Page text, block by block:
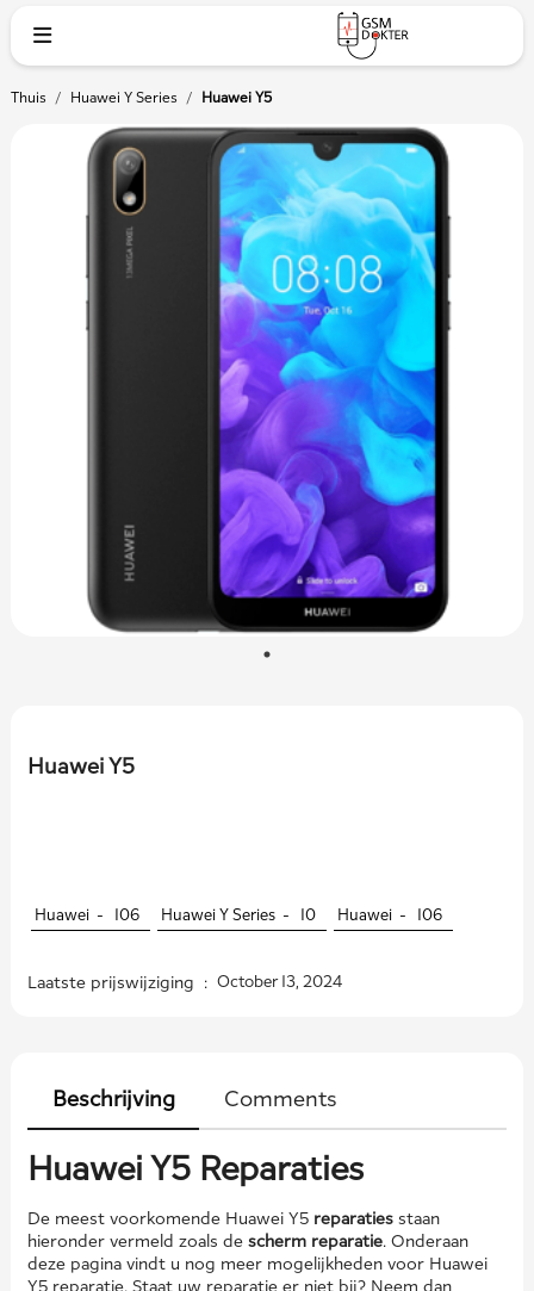
Thuis / Huawei Y Series / Huawei Y5
Huawei Y5
Huawei - 106 Huawei Y Series - 10 Huawei - 106
Laatste prijswijziging : October 13, 2024
Beschrijving Comments
Huawei Y5 Reparaties
De meest voorkomende Huawei Y5 reparatiesstaan
hieronder vermeld zoals de scherm reparatie. Onderaan
deze pagina vindt u nog meer mogelijkheden voor Huawei
Y5 reparatie. Staat uw reparatie er niet bij? Neem dan